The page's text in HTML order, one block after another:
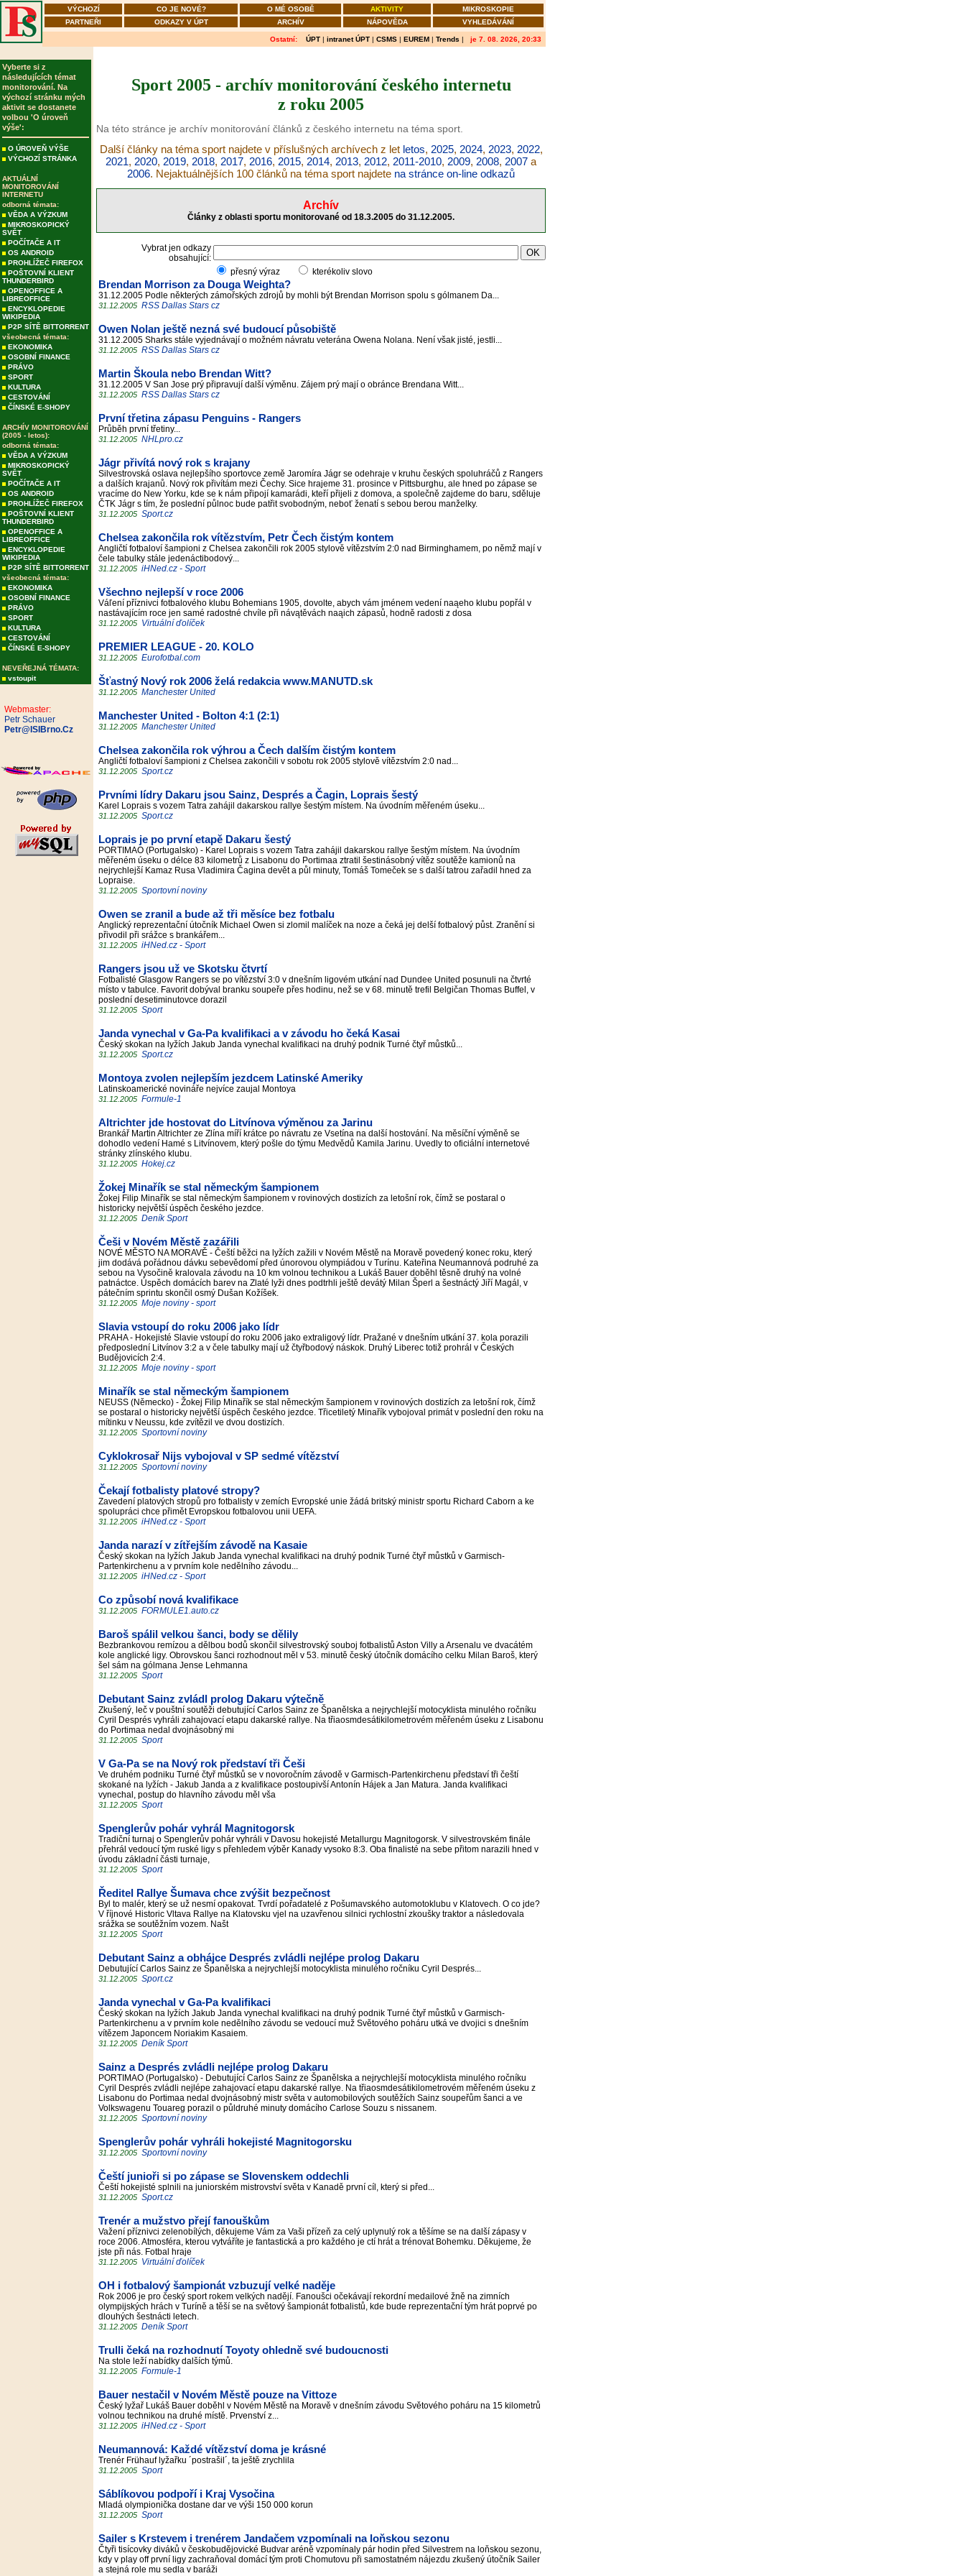
VÝCHOZÍ CO JE NOVÉ? O MÉ OSOBĚ AKTIVITY
MIKROSKOPIE
PARTNEŘI
ODKAZY V ÚPT ARCHÍV NÁPOVĚDA VYHLEDÁVÁNÍ
Ostatní: ÚPT | intranet ÚPT | CSMS | EUREM | Trends | je 7. 08. 2026, 20:33
Vyberte si z
následujících témat
monitorování. Na
výchozí stránku mých
aktivit se dostanete
volbou 'O úroveň
výše':
O ÚROVEŇ VÝŠE
VÝCHOZÍ STRÁNKA
AKTUÁLNÍ
MONITOROVÁNÍ
INTERNETU
odborná témata:
VĚDA A VÝZKUM
MIKROSKOPICKÝ
SVĚT
POČÍTAČE A IT
OS ANDROID
PROHLÍŽEČ FIREFOX
POŠTOVNÍ KLIENT
THUNDERBIRD
OPENOFFICE A
LIBREOFFICE
ENCYKLOPEDIE
WIKIPEDIA
P2P SÍTĚ BITTORRENT
všeobecná témata:
EKONOMIKA
OSOBNÍ FINANCE
PRÁVO
SPORT
KULTURA
CESTOVÁNÍ
ČÍNSKÉ E-SHOPY
ARCHÍV MONITOROVÁNÍ
(2005 - letos):
odborná témata:
VĚDA A VÝZKUM
MIKROSKOPICKÝ
SVĚT
POČÍTAČE A IT
OS ANDROID
PROHLÍŽEČ FIREFOX
POŠTOVNÍ KLIENT
THUNDERBIRD
OPENOFFICE A
LIBREOFFICE
ENCYKLOPEDIE
WIKIPEDIA
P2P SÍTĚ BITTORRENT
všeobecná témata:
EKONOMIKA
OSOBNÍ FINANCE
PRÁVO
SPORT
KULTURA
CESTOVÁNÍ
ČÍNSKÉ E-SHOPY
NEVEŘEJNÁ TÉMATA:
vstoupit
Webmaster:
Petr Schauer
Petr@ISIBrno.Cz
Sport 2005 - archív monitorování českého internetu
z roku 2005
Na této stránce je archív monitorování článků z českého internetu na téma sport.
Další články na téma sport najdete v příslušných archívech z let letos, 2025, 2024, 2023, 2022,
2021, 2020, 2019, 2018, 2017, 2016, 2015, 2014, 2013, 2012, 2011-2010, 2009, 2008, 2007 a
2006. Nejaktuálnějších 100 článků na téma sport najdete na stránce on-line odkazů
Archív
Články z oblasti sportu monitorované od 18.3.2005 do 31.12.2005.
Vybrat jen odkazy
obsahující:
přesný výraz
kterékoliv slovo
Brendan Morrison za Douga Weighta?
31.12.2005 Podle některých zámořských zdrojů by mohli být Brendan Morrison spolu s gólmanem Da...
31.12.2005 RSS Dallas Stars cz
Owen Nolan ještě nezná své budoucí působiště
31.12.2005 Sharks stále vyjednávají o možném návratu veterána Owena Nolana. Není však jisté, jestli...
31.12.2005 RSS Dallas Stars cz
Martin Škoula nebo Brendan Witt?
31.12.2005 V San Jose prý připravují další výměnu. Zájem prý mají o obránce Brendana Witt...
31.12.2005 RSS Dallas Stars cz
První třetina zápasu Penguins - Rangers
Průběh první třetiny...
31.12.2005 NHLpro.cz
Jágr přivítá nový rok s krajany
Silvestrovská oslava nejlepšího sportovce země Jaromíra Jágr se odehraje v kruhu českých spoluhráčů z Rangers
a dalších krajanů. Nový rok přivítám mezi Čechy. Sice hrajeme 31. prosince v Pittsburghu, ale hned po zápase se
vracíme do New Yorku, kde se k nám připojí kamarádi, kteří přijeli z domova, a společně zajdeme do baru, sděluje
ČTK Jágr s tím, že poslední půlnoc bude patřit svobodným, neboť ženatí s sebou berou manželky.
31.12.2005 Sport.cz
Chelsea zakončila rok vítězstvím, Petr Čech čistým kontem
Angličtí fotbaloví šampioni z Chelsea zakončili rok 2005 stylově vítězstvím 2:0 nad Birminghamem, po němž mají v
čele tabulky stále jedenáctibodový...
31.12.2005 iHNed.cz - Sport
Všechno nejlepší v roce 2006
Váľení příznivci fotbalového klubu Bohemians 1905, dovolte, abych vám jménem vedení naąeho klubu popřál v
nastávajícím roce jen samé radostné chvíle při návątěvách naąich zápasů, hodně radosti z dosa
31.12.2005 Virtuální ďolíček
PREMIER LEAGUE - 20. KOLO
31.12.2005 Eurofotbal.com
Šťastný Nový rok 2006 želá redakcia www.MANUTD.sk
31.12.2005 Manchester United
Manchester United - Bolton 4:1 (2:1)
31.12.2005 Manchester United
Chelsea zakončila rok výhrou a Čech dalším čistým kontem
Angličtí fotbaloví šampioni z Chelsea zakončili v sobotu rok 2005 stylově vítězstvím 2:0 nad...
31.12.2005 Sport.cz
Prvními lídry Dakaru jsou Sainz, Després a Čagin, Loprais šestý
Karel Loprais s vozem Tatra zahájil dakarskou rallye šestým místem. Na úvodním měřeném úseku...
31.12.2005 Sport.cz
Loprais je po první etapě Dakaru šestý
PORTIMAO (Portugalsko) - Karel Loprais s vozem Tatra zahájil dakarskou rallye šestým místem. Na úvodním
měřeném úseku o délce 83 kilometrů z Lisabonu do Portimaa ztratil šestinásobný vítěz soutěže kamionů na
nejrychlejší Kamaz Rusa Vladimira Čagina devět a půl minuty, Tomáš Tomeček se s další tatrou zařadil hned za
Lopraise.
31.12.2005 Sportovní noviny
Owen se zranil a bude až tři měsíce bez fotbalu
Anglický reprezentační útočník Michael Owen si zlomil malíček na noze a čeká jej delší fotbalový půst. Zranění si
přivodil při srážce s brankářem...
31.12.2005 iHNed.cz - Sport
Rangers jsou už ve Skotsku čtvrtí
Fotbalisté Glasgow Rangers se po vítězství 3:0 v dnešním ligovém utkání nad Dundee United posunuli na čtvrté
místo v tabulce. Favorit dobýval branku soupeře přes hodinu, než se v 68. minutě trefil Belgičan Thomas Buffel, v
poslední desetiminutovce dorazil
31.12.2005 Sport
Janda vynechal v Ga-Pa kvalifikaci a v závodu ho čeká Kasai
Český skokan na lyžích Jakub Janda vynechal kvalifikaci na druhý podnik Turné čtyř můstků...
31.12.2005 Sport.cz
Montoya zvolen nejlepším jezdcem Latinské Ameriky
Latinskoamerické novináře nejvíce zaujal Montoya
31.12.2005 Formule-1
Altrichter jde hostovat do Litvínova výměnou za Jarinu
Brankář Martin Altrichter ze Zlína míří krátce po návratu ze Vsetína na další hostování. Na měsíční výměně se
dohodlo vedení Hamé s Litvínovem, který pošle do týmu Medvědů Kamila Jarinu. Uvedly to oficiální internetové
stránky zlínského klubu.
31.12.2005 Hokej.cz
Žokej Minařík se stal německým šampionem
Žokej Filip Minařík se stal německým šampionem v rovinových dostizích za letošní rok, čímž se postaral o
historicky největší úspěch českého jezdce.
31.12.2005 Deník Sport
Češi v Novém Městě zazářili
NOVÉ MĚSTO NA MORAVĚ - Čeští běžci na lyžích zažili v Novém Městě na Moravě povedený konec roku, který
jim dodává pořádnou dávku sebevědomí před únorovou olympiádou v Turínu. Kateřina Neumannová podruhé za
sebou na Vysočině kralovala závodu na 10 km volnou technikou a Lukáš Bauer doběhl těsně druhý na volné
patnáctce. Úspěch domácích barev na Zlaté lyži dnes podtrhli ještě devátý Milan Šperl a šestnáctý Jiří Magál, v
pátečním sprintu skončil osmý Dušan Kožíšek.
31.12.2005 Moje noviny - sport
Slavia vstoupí do roku 2006 jako lídr
PRAHA - Hokejisté Slavie vstoupí do roku 2006 jako extraligový lídr. Pražané v dnešním utkání 37. kola porazili
předposlední Litvínov 3:2 a v čele tabulky mají už čtyřbodový náskok. Druhý Liberec totiž prohrál v Českých
Budějovicích 2:4.
31.12.2005 Moje noviny - sport
Minařík se stal německým šampionem
NEUSS (Německo) - Žokej Filip Minařík se stal německým šampionem v rovinových dostizích za letošní rok, čímž
se postaral o historicky největší úspěch českého jezdce. Třicetiletý Minařík vybojoval primát v poslední den roku na
mítinku v Neussu, kde zvítězil ve dvou dostizích.
31.12.2005 Sportovní noviny
Cyklokrosař Nijs vybojoval v SP sedmé vítězství
31.12.2005 Sportovní noviny
Čekají fotbalisty platové stropy?
Zavedení platových stropů pro fotbalisty v zemích Evropské unie žádá britský ministr sportu Richard Caborn a ke
spolupráci chce přimět Evropskou fotbalovou unii UEFA.
31.12.2005 iHNed.cz - Sport
Janda narazí v zítřejším závodě na Kasaie
Český skokan na lyžích Jakub Janda vynechal kvalifikaci na druhý podnik Turné čtyř můstků v Garmisch-
Partenkirchenu a v prvním kole nedělního závodu...
31.12.2005 iHNed.cz - Sport
Co způsobí nová kvalifikace
31.12.2005 FORMULE1.auto.cz
Baroš spálil velkou šanci, body se dělily
Bezbrankovou remízou a dělbou bodů skončil silvestrovský souboj fotbalistů Aston Villy a Arsenalu ve dvacátém
kole anglické ligy. Obrovskou šanci rozhodnout měl v 53. minutě český útočník domácího celku Milan Baroš, který
šel sám na gólmana Jense Lehmanna
31.12.2005 Sport
Debutant Sainz zvládl prolog Dakaru výtečně
Zkušený, leč v pouštní soutěži debutující Carlos Sainz ze Španělska a nejrychlejší motocyklista minulého ročníku
Cyril Després vyhráli zahajovací etapu dakarské rallye. Na třiaosmdesátikilometrovém měřeném úseku z Lisabonu
do Portimaa nedal dvojnásobný mi
31.12.2005 Sport
V Ga-Pa se na Nový rok představí tři Češi
Ve druhém podniku Turné čtyř můstků se v novoročním závodě v Garmisch-Partenkirchenu představí tři čeští
skokané na lyžích - Jakub Janda a z kvalifikace postoupivší Antonín Hájek a Jan Matura. Janda kvalifikaci
vynechal, postup do hlavního závodu měl vša
31.12.2005 Sport
Spenglerův pohár vyhrál Magnitogorsk
Tradiční turnaj o Spenglerův pohár vyhráli v Davosu hokejisté Metallurgu Magnitogorsk. V silvestrovském finále
přehrál vedoucí tým ruské ligy s přehledem výběr Kanady vysoko 8:3. Oba finalisté na sebe přitom narazili hned v
úvodu základní části turnaje,
31.12.2005 Sport
Ředitel Rallye Šumava chce zvýšit bezpečnost
Byl to malér, který se už nesmí opakovat. Tvrdí pořadatelé z Pošumavského automotoklubu v Klatovech. O co jde?
V říjnové Historic Vltava Rallye na Klatovsku vjel na uzavřenou silnici rychlostní zkoušky traktor a následovala
srážka se soutěžním vozem. Našt
31.12.2005 Sport
Debutant Sainz a obhájce Després zvládli nejlépe prolog Dakaru
Debutující Carlos Sainz ze Španělska a nejrychlejší motocyklista minulého ročníku Cyril Després...
31.12.2005 Sport.cz
Janda vynechal v Ga-Pa kvalifikaci
Český skokan na lyžích Jakub Janda vynechal kvalifikaci na druhý podnik Turné čtyř můstků v Garmisch-
Partenkirchenu a v prvním kole nedělního závodu se vedoucí muž Světového poháru utká ve dvojici s dnešním
vítězem Japoncem Noriakim Kasaiem.
31.12.2005 Deník Sport
Sainz a Després zvládli nejlépe prolog Dakaru
PORTIMAO (Portugalsko) - Debutující Carlos Sainz ze Španělska a nejrychlejší motocyklista minulého ročníku
Cyril Després zvládli nejlépe zahajovací etapu dakarské rallye. Na třiaosmdesátikilometrovém měřeném úseku z
Lisabonu do Portimaa nedal dvojnásobný mistr světa v automobilových soutěžích Sainz soupeřům šanci a ve
Volkswagenu Touareg porazil o půldruhé minuty domácího Carlose Souzu s nissanem.
31.12.2005 Sportovní noviny
Spenglerův pohár vyhráli hokejisté Magnitogorsku
31.12.2005 Sportovní noviny
Čeští junioři si po zápase se Slovenskem oddechli
Čeští hokejisté splnili na juniorském mistrovství světa v Kanadě první cíl, který si před...
31.12.2005 Sport.cz
Trenér a mužstvo přejí fanouškům
Važení příznivci zelenobílých, děkujeme Vám za Vaši přízeň za celý uplynulý rok a těšíme se na další zápasy v
roce 2006. Atmosféra, kterou vytváříte je fantastická a pro každého je ctí hrát a trénovat Bohemku. Děkujeme, že
jste při nás. Fotbal hraje
31.12.2005 Virtuální ďolíček
OH i fotbalový šampionát vzbuzují velké naděje
Rok 2006 je pro český sport rokem velkých nadějí. Fanoušci očekávají rekordní medailové žně na zimních
olympijských hrách v Turíně a těší se na světový šampionát fotbalistů, kde bude reprezentační tým hrát poprvé po
dlouhých šestnácti letech.
31.12.2005 Deník Sport
Trulli čeká na rozhodnutí Toyoty ohledně své budoucnosti
Na stole leží nabídky dalších týmů.
31.12.2005 Formule-1
Bauer nestačil v Novém Městě pouze na Vittoze
Český lyžař Lukáš Bauer doběhl v Novém Městě na Moravě v dnešním závodu Světového poháru na 15 kilometrů
volnou technikou na druhé místě. Prvenství z...
31.12.2005 iHNed.cz - Sport
Neumannová: Každé vítězství doma je krásné
Trenér Frühauf lyžařku ´postrašil´, ta ještě zrychlila
31.12.2005 Sport
Sáblíkovou podpoří i Kraj Vysočina
Mladá olympionička dostane dar ve výši 150 000 korun
31.12.2005 Sport
Sailer s Krstevem i trenérem Jandačem vzpomínali na loňskou sezonu
Čtyři tisícovky diváků v českobudějovické Budvar aréně vzpomínaly pár hodin před Silvestrem na loňskou sezonu,
kdy v play off první ligy zachraňoval domácí tým proti Chomutovu při samostatném nájezdu zkušený útočník Sailer
a stejná role mu sedla v baráži